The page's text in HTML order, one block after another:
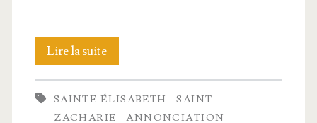
Lire la suiteMarie
et
la
SAINTE ÉLISABETH
SAINT
ZACHARIE
ANNONCIATION